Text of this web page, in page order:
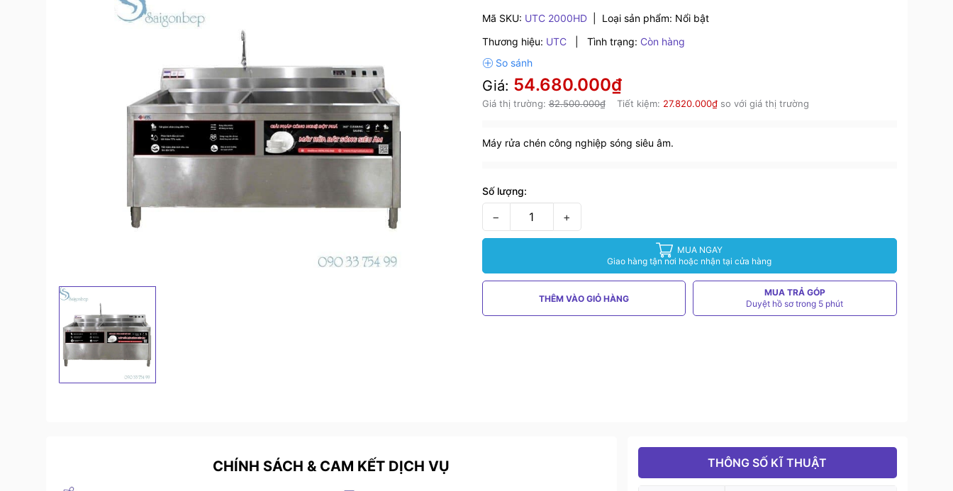
Mã SKU: UTC 2000HD| Loại sản phẩm: Nổi bật
Thương hiệu: UTC Tình trạng: Còn hàng
Giá: 54.680.000₫
Giá thị trường:82.500.000₫ Tiết kiệm: 27.820.000₫so với giá thị trường
Máy rửa chén công nghiệp sóng siêu âm.
Số lượng:
− +
MUA NGAY
Giao hàng tận nơi hoặc nhận tại cửa hàng
THÊM VÀO GIỎ HÀNG
MUA TRẢ GÓP
Duyệt hồ sơ trong 5 phút
CHÍNH SÁCH & CAM KẾT DỊCH VỤ THÔNG SỐ KĨ THUẬT